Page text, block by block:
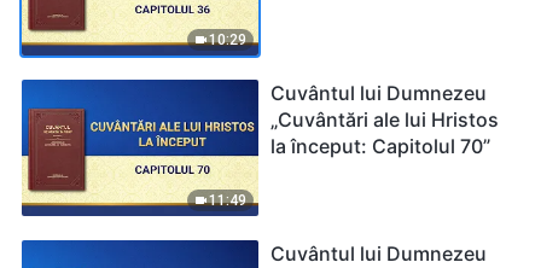
10:29
11:49
Cuvântul lui Dumnezeu
„Cuvântări ale lui Hristos
la început: Capitolul 70”
Cuvântul lui Dumnezeu